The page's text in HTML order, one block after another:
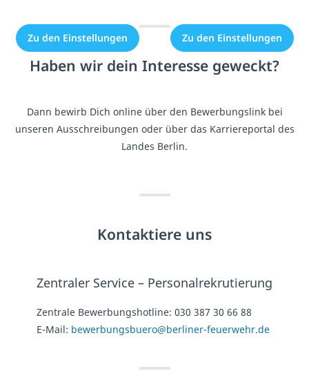
Zu den Einstellungen Zu den Einstellungen
Haben wir dein Interesse geweckt?
Dann bewirb Dich online über den Bewerbungslink bei
unseren Ausschreibungen oder über das Karriereportal des
Landes Berlin.
Kontaktiere uns
Zentraler Service – Personalrekrutierung
Zentrale Bewerbungshotline: 030 387 30 66 88
E-Mail: bewerbungsbuero@berliner-feuerwehr.de